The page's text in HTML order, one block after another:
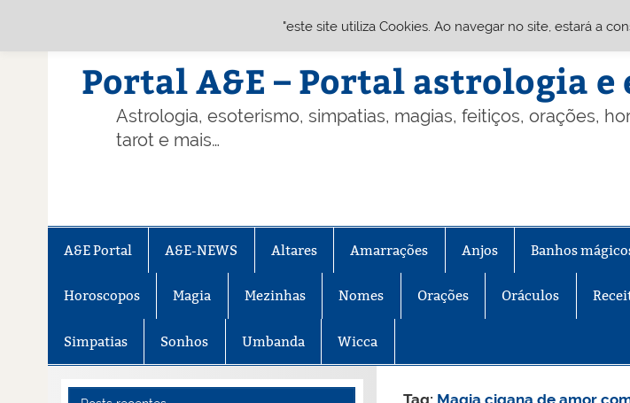
Portal A&E – Portal astrologia e
Astrologia, esoterismo, simpatias, magias, feitiços, orações,
tarot e mais…
A&E Portal A&E-NEWS Altares Amarrações Anjos Banhos
Horoscopos Magia Mezinhas Nomes Orações Oráculos
Simpatias Sonhos Umbanda Wicca
"este site utiliza Cookies. Ao navegar no site, estará a